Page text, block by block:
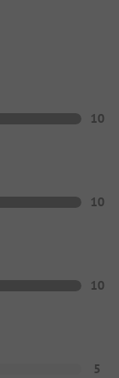
10
10
10
5